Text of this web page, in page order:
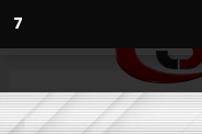
6
Anasayfa Gündem